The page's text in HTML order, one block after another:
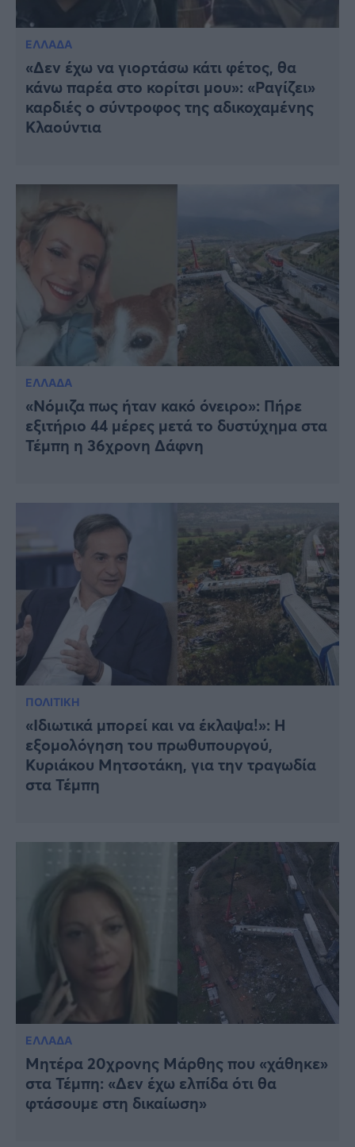
ΕΛΛΑΔΑ
«Δεν έχω να γιορτάσω κάτι φέτος, θα
κάνω παρέα στο κορίτσι μου»: «Ραγίζει»
καρδιές ο σύντροφος της αδικοχαμένης
Κλαούντια
ΕΛΛΑΔΑ
«Νόμιζα πως ήταν κακό όνειρο»: Πήρε
εξιτήριο 44 μέρες μετά το δυστύχημα στα
Τέμπη η 36χρονη Δάφνη
ΠΟΛΙΤΙΚΗ
«Ιδιωτικά μπορεί και να έκλαψα!»: Η
εξομολόγηση του πρωθυπουργού,
Κυριάκου Μητσοτάκη, για την τραγωδία
στα Τέμπη
ΕΛΛΑΔΑ
Μητέρα 20χρονης Μάρθης που «χάθηκε»
στα Τέμπη: «Δεν έχω ελπίδα ότι θα
φτάσουμε στη δικαίωση»